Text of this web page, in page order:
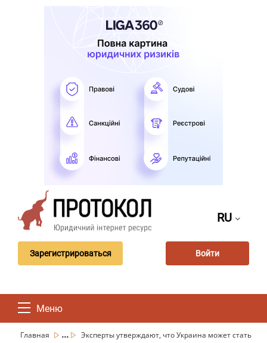
RU
Зарегистрироваться Войти
Меню
Главная ...
Эксперты утверждают, что Украина может стать